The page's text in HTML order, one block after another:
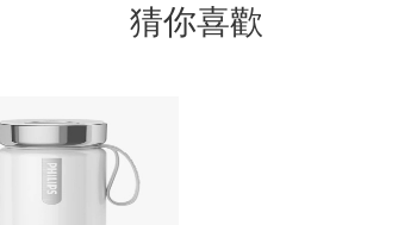
猜你喜歡